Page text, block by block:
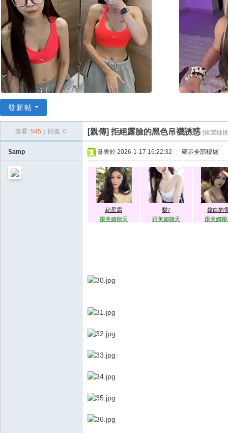
52
78
論
壇
/
我
愛
78
壇
發新帖
查看: 545 回復: 0 [親傳] 拒絕露臉的黑色吊襪誘惑 [複製鏈
Samp 發表於 2026-1-17 16:22:32 顯示全部樓層